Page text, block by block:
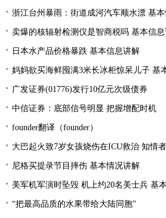
浙江台州暴雨：街道成河汽车顺水漂 基
卖爆的核辐射检测仪是智商税吗 基本信
日本水产品价格暴跌 基本信息讲解
妈妈欲买海鲜囤满3米长冰柜惊呆儿子 基
广发证券(01776)发行10亿元次级债券
中信证券：底部信号明显 把握增配时机
founder翻译（founder）
大巴起火致7岁女孩烧伤在ICU救治 知情者：
尼格买提录节目摔伤 基本情况讲解
美军机军演时坠毁 机上约20名美士兵 基
“把最高品质的水果带给大陆同胞”